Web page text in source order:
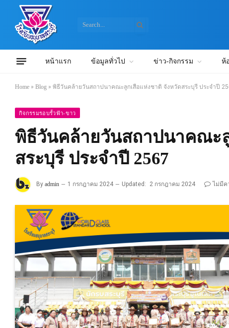
หน้าแรก ข้อมูลทั่วไป ข่าว-กิจกรรม ห้
Home » Blog » พิธีวันคล้ายวันสถาปนาคณะลูกเสือแห่งชาติ จังหวัดสระบุรี ประจำปี
กิจกรรมรอบรั้วฟ้า-ขาว
พิธีวันคล้ายวันสถาปนาคณะ
สระบุรี ประจำปี 2567
By admin 1 กรกฎาคม 2024 Updated: 2 กรกฎาคม 2024 ไม่มีค